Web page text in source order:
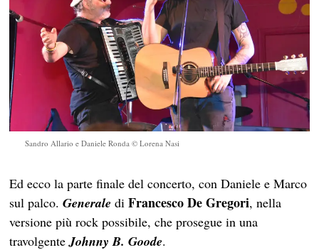
Sandro Allario e Daniele Ronda © Lorena Nasi
Ed ecco la parte finale del concerto, con Daniele e Marco
sul palco.Generale diFrancesco De Gregori, nella
versione più rock possibile, che prosegue in una
travolgenteJohnny B. Goode.